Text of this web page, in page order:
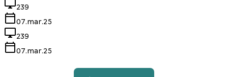
239
07.mar.25
239
07.mar.25